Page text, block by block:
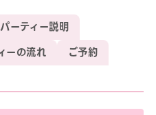
パーティー説明
ーの流れ
ご予約